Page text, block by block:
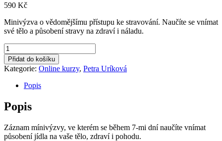
590 Kč
Minivýzva o vědomějšímu přístupu ke stravování. Naučíte se vnímat
své tělo a působení stravy na zdraví i náladu.
Minivýzva
ŽIJTE
HRAVĚ
DÍKY
STRAVĚ
množství
Přidat do košíku
Kategorie: Online kurzy, Petra Uríková
Popis
Popis
Záznam mínivýzvy, ve kterém se během 7-mi dní naučíte vnímat
působení jídla na vaše tělo, zdraví i pohodu.